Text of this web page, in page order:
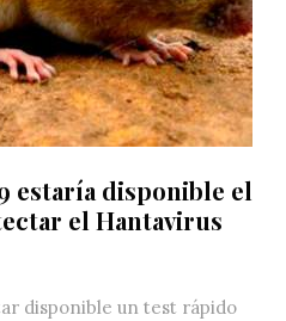
estaría disponible el
el Hantavirus
disponible un test rápido